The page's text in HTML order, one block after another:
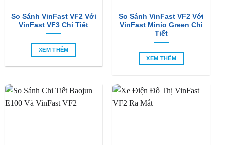
So Sánh VinFast VF2 Với
VinFast VF3 Chi Tiết
XEM THÊM
So Sánh VinFast VF2 Với
VinFast Minio Green Chi
Tiết
XEM THÊM